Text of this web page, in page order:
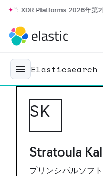
Skip to main content
XDR Platforms 2026年第2四
Elasticsearch
SK
Stratoula
プリンシパルソフ